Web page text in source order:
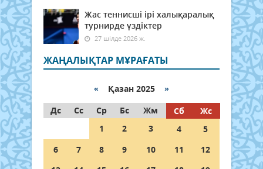
Жас теннисші ірі халықаралық
турнирде үздіктер
27 шілде 2026 ж.
ЖАҢАЛЫҚТАР МҰРАҒАТЫ
« Қазан 2025 »
Дс
Сс Ср Бс Жм Сб
Жс
1
2 3 4
5
6
7 8 9 10 11
12